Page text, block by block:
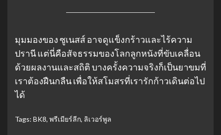
มุมมองของ ซูเนสส์ อาจดูแข็งกร้าวและไร้ความ
ปรานี แต่นี่คือสัจธรรมของโลกลูกหนังที่ขับเคลื่อน
ด้วยผลงานและสถิติ บางครั้งความจริงก็เป็นยาขมที่
เราต้องฝืนกลืน เพื่อให้สโมสรที่เรารักก้าวเดินต่อไป
ได้
Tags: BK8, พรีเมียร์ลีก, ลิเวอร์พูล